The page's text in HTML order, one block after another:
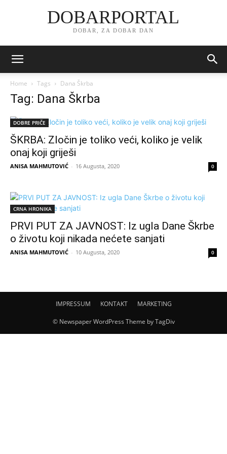
DOBARPORTAL
DOBAR, ZA DOBAR DAN
Home Tags Dana Škrba
Tag: Dana Škrba
DOBRE PRIČE
ŠKRBA: Zločin je toliko veći, koliko je velik
onaj koji griješi
ANISA MAHMUTOVIĆ - 16 Augusta, 2020 0
CRNA HRONIKA
PRVI PUT ZA JAVNOST: Iz ugla Dane Škrbe
o životu koji nikada nećete sanjati
ANISA MAHMUTOVIĆ - 10 Augusta, 2020 0
IMPRESSUM KONTAKT MARKETING
© Newspaper WordPress Theme by TagDiv